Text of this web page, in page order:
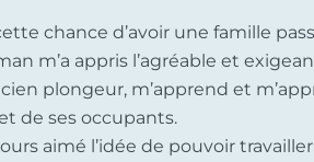
chance d’avoir une famille
m’a appris l’agréable et
plongeur, m’apprend et
de ses occupants.
aimé l’idée de pouvoir